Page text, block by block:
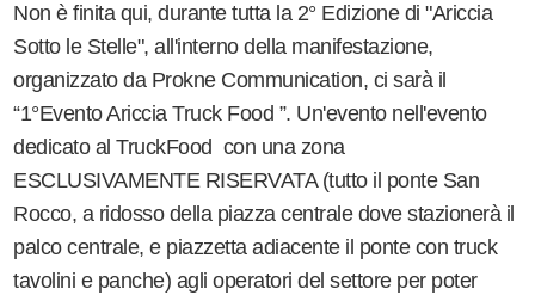
Non è finita qui, durante tutta la 2° Edizione di "Ariccia
Sotto le Stelle", all'interno della manifestazione,
organizzato da Prokne Communication, ci sarà il
“1°Evento Ariccia Truck Food ”. Un'evento nell'evento
dedicato al TruckFood con una zona
ESCLUSIVAMENTE RISERVATA (tutto il ponte San
Rocco, a ridosso della piazza centrale dove stazionerà il
palco centrale, e piazzetta adiacente il ponte con truck
tavolini e panche) agli operatori del settore per poter